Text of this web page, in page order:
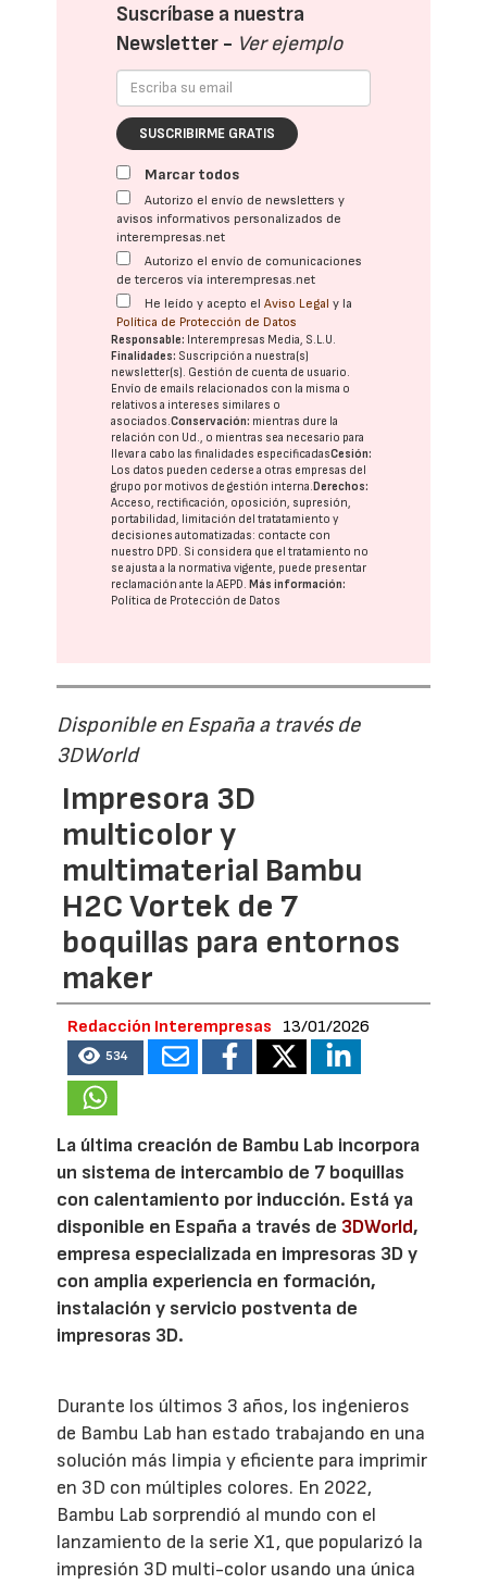
Suscríbase a nuestra
Newsletter - Ver ejemplo
SUSCRIBIRME GRATIS
Marcar todos
Autorizo el envío de newsletters y
avisos informativos personalizados de
interempresas.net
Autorizo el envío de comunicaciones
de terceros vía interempresas.net
He leído y acepto elAviso Legal y la
Política de Protección de Datos
Responsable: Interempresas Media, S.L.U.
Finalidades: Suscripción a nuestra(s)
newsletter(s). Gestión de cuenta de usuario.
Envío de emails relacionados con la misma o
relativos a intereses similares o
asociados.Conservación: mientras dure la
relación con Ud., o mientras sea necesario para
llevar a cabo las finalidades especificadasCesión:
Los datos pueden cederse a otras empresas del
grupo por motivos de gestión interna.Derechos:
Acceso, rectificación, oposición, supresión,
portabilidad, limitación del tratatamiento y
decisiones automatizadas: contacte con
nuestro DPD. Si considera que el tratamiento no
se ajusta a la normativa vigente, puede presentar
reclamación ante laAEPD.Más información:
Política de Protección de Datos
Disponible en España a través de
3DWorld
Impresora 3D
multicolor y
multimaterial Bambu
H2C Vortek de 7
boquillas para entornos
maker
Redacción Interempresas 13/01/2026
534
La última creación de Bambu Lab incorpora
un sistema de intercambio de 7 boquillas
con calentamiento por inducción. Está ya
disponible en España a través de 3DWorld,
empresa especializada en impresoras 3D y
con amplia experiencia en formación,
instalación y servicio postventa de
impresoras 3D.
Durante los últimos 3 años, los ingenieros
de Bambu Lab han estado trabajando en una
solución más limpia y eficiente para imprimir
en 3D con múltiples colores. En 2022,
Bambu Lab sorprendió al mundo con el
lanzamiento de la serie X1, que popularizó la
impresión 3D multi-color usando una única